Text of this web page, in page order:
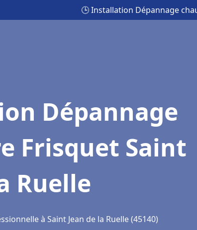
🕒 Installation Dépannage
Dépannage
Frisquet Saint
Ruelle
à Saint Jean de la Ruelle (45140)